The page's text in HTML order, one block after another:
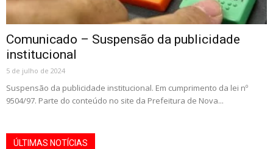
Comunicado – Suspensão da publicidade
institucional
5 de julho de 2024
Suspensão da publicidade institucional. Em cumprimento da lei nº
9504/97. Parte do conteúdo no site da Prefeitura de Nova...
ÚLTIMAS NOTÍCIAS